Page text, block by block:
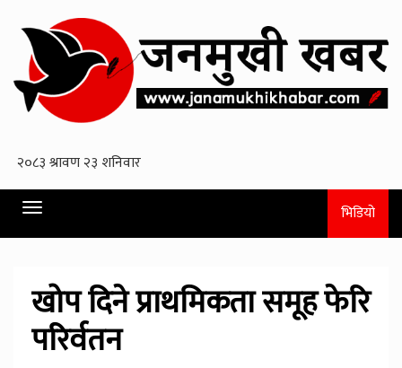
Toggle
navigation
भिडियो
खोप दिने प्राथमिकता समूह फेरि
परिर्वतन